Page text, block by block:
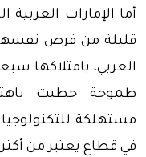
أما الإمارات
قليلة من فرض
العربي، بامتلاكها
طموحة حظيت
مستهلكة
في قطاع يعتبر من